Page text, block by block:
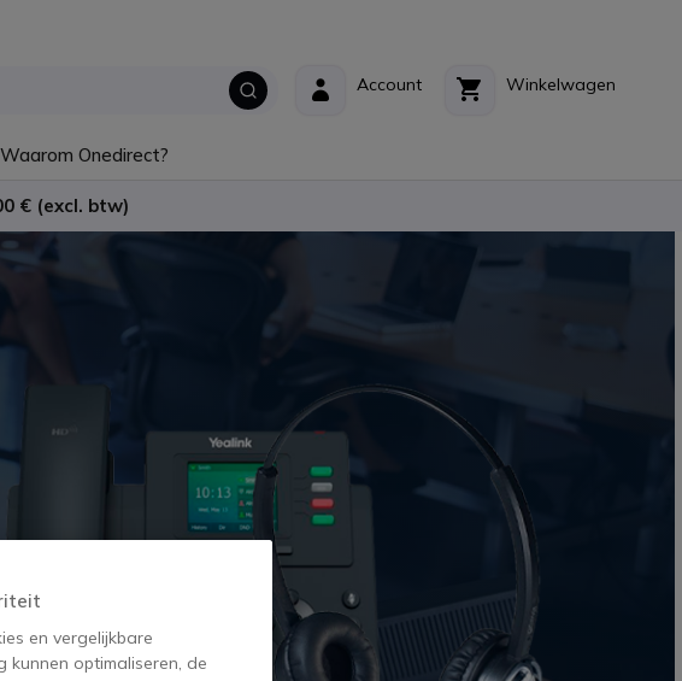
Winkelwagen
Account
Waarom Onedirect?
€ (excl. btw)
en vergelijkbare
optimaliseren, de